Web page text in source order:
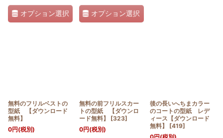
オプション選択 オプション選択
無料のフリルベストの
型紙 【ダウンロード
無料】
0円(税別)
無料の前フリルスカー
トの型紙 【ダウンロ
ード無料】
[323]
0円(税別)
後の長いへちまカラー
のコートの型紙 レデ
ィース【ダウンロード
無料】
[419]